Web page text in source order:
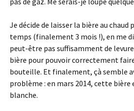
Je décide de laisser la bière au chaud
temps (finalement 3 mois !), en me
peut-être pas suffisamment de
bière pour pouvoir correctement
bouteille. Et finalement, çà semble
problème : en mars 2014, cette bière
blanche.